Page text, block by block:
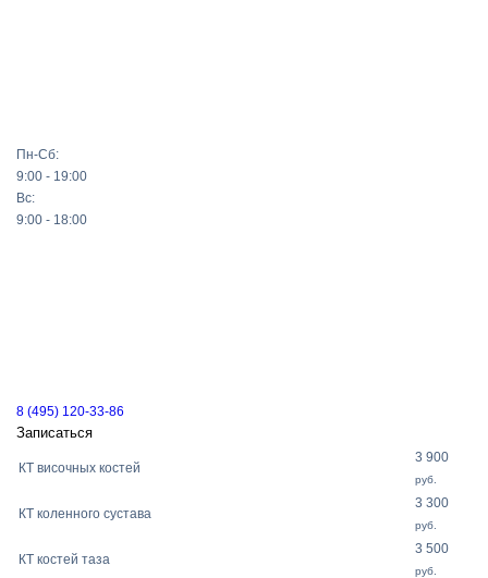
Пн-Сб:
9:00 - 19:00
Вс:
9:00 - 18:00
8 (495) 120-33-86
Записаться
КТ височных костей
3 900
руб.
КТ коленного сустава
3 300
руб.
КТ костей таза
3 500
руб.